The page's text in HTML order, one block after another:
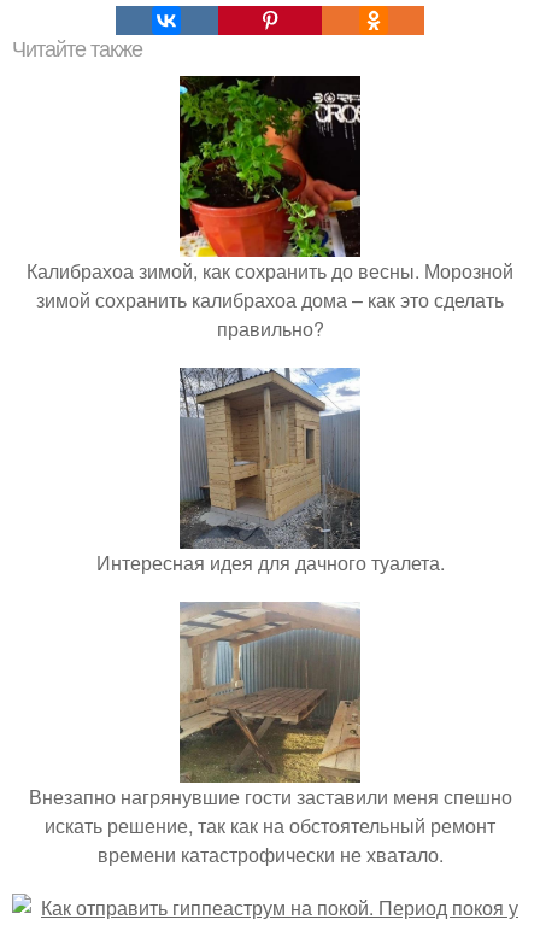
Читайте также
Калибрахоа зимой, как сохранить до весны. Морозной
зимой сохранить калибрахоа дома – как это сделать
правильно?
Интересная идея для дачного туалета.
Внезапно нагрянувшие гости заставили меня спешно
искать решение, так как на обстоятельный ремонт
времени катастрофически не хватало.